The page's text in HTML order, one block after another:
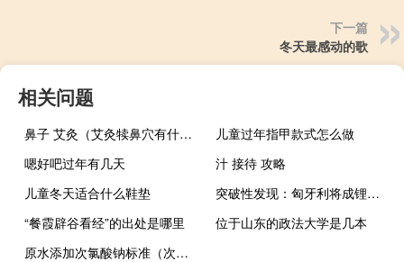
下一篇
冬天最感动的歌
相关问题
鼻子 艾灸（艾灸犊鼻穴有什么功效）
儿童过年指甲款式怎么做
嗯好吧过年有几天
汁 接待 攻略
儿童冬天适合什么鞋垫
突破性发现：匈牙利将成锂矿大国? 油田提锂项目或明年启动
“餐霞辟谷看经”的出处是哪里
位于山东的政法大学是几本
原水添加次氯酸钠标准（次氯酸钠标准）